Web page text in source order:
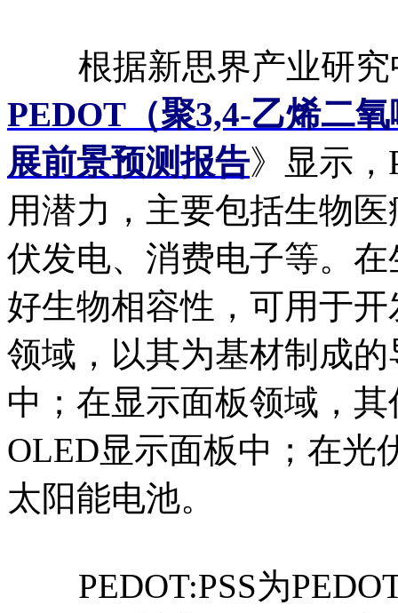
根据新思界产业研究
PEDOT（聚3,4-乙烯二
展前景预测报告》显示，
用潜力，主要包括生物
伏发电、消费电子等。
好生物相容性，可用于
领域，以其为基材制成
中；在显示面板领域，
OLED显示面板中；在光
太阳能电池。
PEDOT:PSS为